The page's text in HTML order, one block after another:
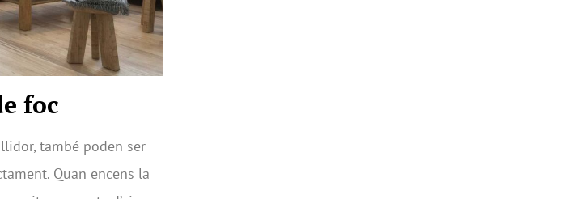
foc
també poden ser
Quan encens la